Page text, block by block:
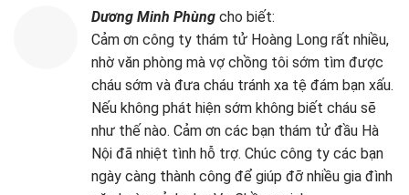
Dương Minh Phùng cho biết:
Cảm ơn công ty thám tử Hoàng Long rất nhiều,
nhờ văn phòng mà vợ chồng tôi sớm tìm được
cháu sớm và đưa cháu tránh xa tệ đám bạn xấu.
Nếu không phát hiện sớm không biết cháu sẽ
như thế nào. Cảm ơn các bạn thám tử đầu Hà
Nội đã nhiệt tình hỗ trợ. Chúc công ty các bạn
ngày càng thành công để giúp đỡ nhiều gia đình